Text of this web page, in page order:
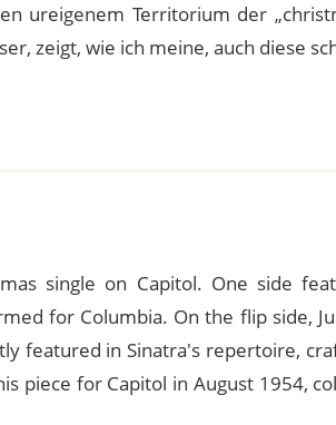
ureigenem Territorium der
zeigt, wie ich meine, auch diese
single on Capitol. One side
for Columbia. On the flip side,
featured in Sinatra's repertoire,
piece for Capitol in August 1954,